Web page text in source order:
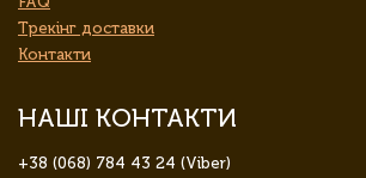
Трекінг доставки
Контакти
НАШІ КОНТАКТИ
+38 (068) 784 43 24 (Viber)